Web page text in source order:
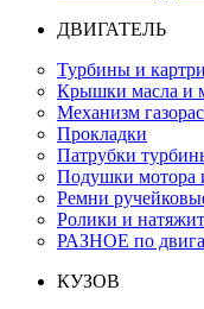
ДВИГАТЕЛЬ
Турбины и
Крышки масла и
Механизм
Прокладки
Патрубки
Подушки мотора
Ремни
Ролики и
РАЗНОЕ по
КУЗОВ